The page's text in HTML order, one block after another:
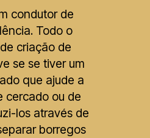
condutor de
Todo o
criação de
se se tiver um
que ajude a
cercado ou de
los através de
borregos